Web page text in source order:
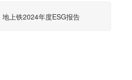
地上铁2024年度ESG报告